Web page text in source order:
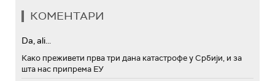
КОМЕНТАРИ
Da, ali...
Како преживети прва три дана катастрофе у Србији, и за
шта нас припрема ЕУ